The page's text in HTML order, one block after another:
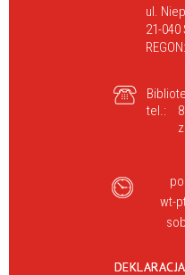
ul.
21-040
tel.:
wt-